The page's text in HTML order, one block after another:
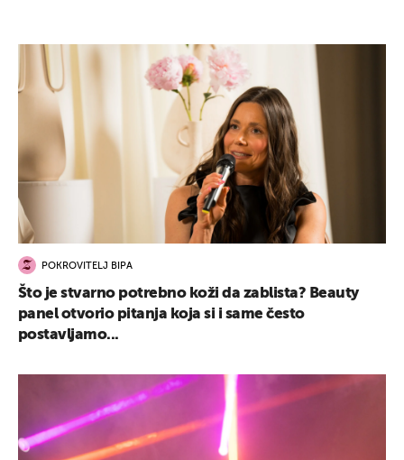
POKROVITELJ BIPA
Što je stvarno potrebno koži da zablista? Beauty
panel otvorio pitanja koja si i same često
postavljamo...